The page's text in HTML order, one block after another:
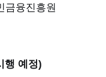
금융진흥원
행 예정)